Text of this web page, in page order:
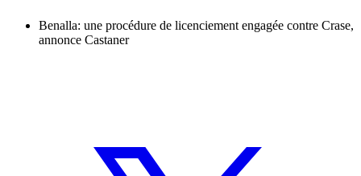
Benalla: une procédure de licenciement engagée contre Crase,
annonce Castaner